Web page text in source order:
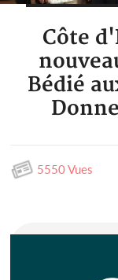
Côte
Bédié
5550 Vues